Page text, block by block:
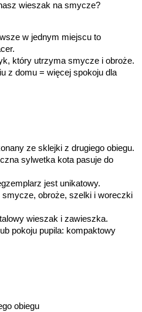
wieszak na smycze?
w jednym miejscu to
który utrzyma smycze i obroże.
z domu = więcej spokoju dla
ze sklejki z drugiego obiegu.
sylwetka kota pasuje do
jest unikatowy.
smycze, obroże, szelki i woreczki
wieszak i zawieszka.
pokoju pupila: kompaktowy
obiegu